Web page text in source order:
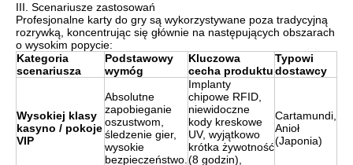
III. Scenariusze zastosowań
Profesjonalne karty do gry są wykorzystywane poza tradycyjną
rozrywką, koncentrując się głównie na następujących obszarach
o wysokim popycie:
Kategoria
scenariusza
Podstawowy
wymóg
Kluczowa
cecha produktu
Typowi
dostawcy
Wysokiej klasy
kasyno / pokoje
VIP
Absolutne
zapobieganie
oszustwom,
śledzenie gier,
wysokie
bezpieczeństwo.
Implanty
chipowe RFID,
niewidoczne
kody kreskowe
UV, wyjątkowo
krótka żywotność
(8 godzin),
Cartamundi,
Anioł
(Japonia)